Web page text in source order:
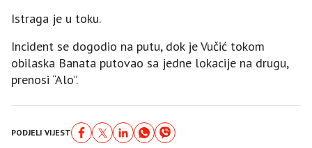
Istraga je u toku.
Incident se dogodio na putu, dok je Vučić tokom
obilaska Banata putovao sa jedne lokacije na drugu,
prenosi “Alo”.
PODJELI VIJEST